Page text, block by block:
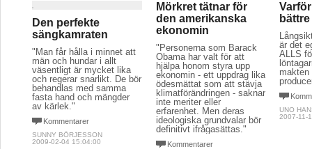
Den perfekte
sängkamraten
"Man får hålla i minnet att
män och hundar i allt
väsentligt är mycket lika
och regerar snarlikt. De bör
behandlas med samma
fasta hand och mängder
av kärlek."
Kommentarer
SUNNY BÖRJESSON
2009-02-04 15:04:00
Mörkret tätnar för
den amerikanska
ekonomin
"Personerna som Barack
Obama har valt för att
hjälpa honom styra upp
ekonomin - ett uppdrag lika
ödesmättat som att stävja
klimatförändringen - saknar
inte meriter eller
erfarenhet. Men deras
ideologiska grundvalar bör
definitivt ifrågasättas."
Kommentarer
är det
ALLS
makten
UNO
2007-11-